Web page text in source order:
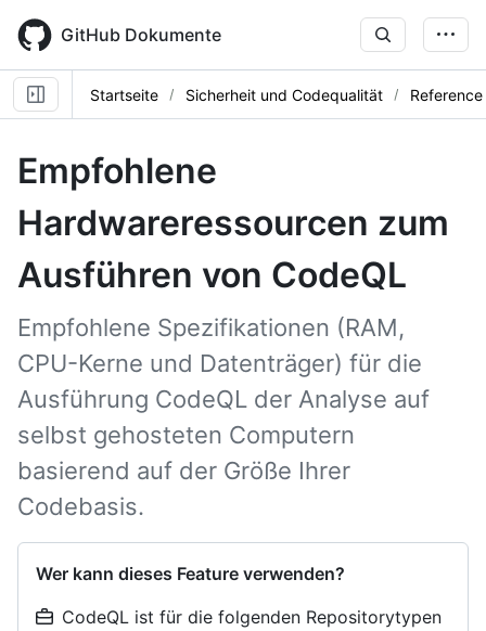
main
content
GitHub Dokumente
Startseite Sicherheit und Codequalität Reference
Empfohlene
Hardwareressourcen zum
Ausführen von CodeQL
Empfohlene Spezifikationen (RAM,
CPU-Kerne und Datenträger) für die
Ausführung CodeQL der Analyse auf
selbst gehosteten Computern
basierend auf der Größe Ihrer
Codebasis.
Wer kann dieses Feature verwenden?
CodeQL ist für die folgenden Repositorytypen